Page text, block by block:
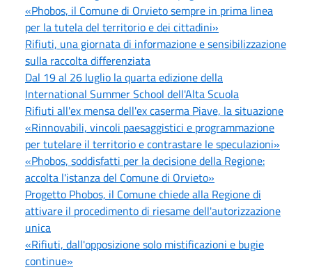
«Phobos, il Comune di Orvieto sempre in prima linea
per la tutela del territorio e dei cittadini»
Rifiuti, una giornata di informazione e sensibilizzazione
sulla raccolta differenziata
Dal 19 al 26 luglio la quarta edizione della
International Summer School dell'Alta Scuola
Rifiuti all'ex mensa dell'ex caserma Piave, la situazione
«Rinnovabili, vincoli paesaggistici e programmazione
per tutelare il territorio e contrastare le speculazioni»
«Phobos, soddisfatti per la decisione della Regione:
accolta l'istanza del Comune di Orvieto»
Progetto Phobos, il Comune chiede alla Regione di
attivare il procedimento di riesame dell'autorizzazione
unica
«Rifiuti, dall'opposizione solo mistificazioni e bugie
continue»